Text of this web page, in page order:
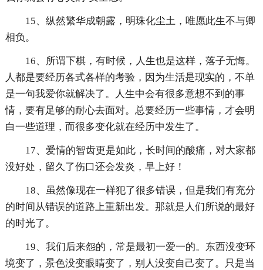
15、纵然繁华成朝露，明珠化尘土，唯愿此生不与卿
相负。
16、所谓下棋，有时候，人生也是这样，落子无悔。
人都是要经历各式各样的考验，因为生活是现实的，不单
是一句我爱你就解决了。人生中会有很多意想不到的事
情，要有足够的耐心去面对。总要经历一些事情，才会明
白一些道理，而很多变化就在经历中发生了。
17、爱情的智齿更是如此，长时间的酸痛，对大家都
没好处，留久了伤口还会发炎，早上好！
18、虽然像现在一样犯了很多错误，但是我们有充分
的时间从错误的道路上重新出发。那就是人们所说的最好
的时光了。
19、我们后来怨的，常是最初一爱一的。东西没变环
境变了，景色没变眼睛变了，别人没变自己变了。只是当